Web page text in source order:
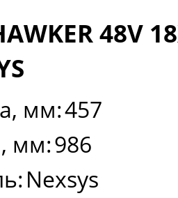
48V
мм:457
мм:986
Nexsys